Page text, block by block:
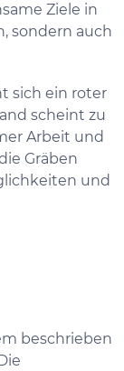
Ziele in
sondern auch
sich ein roter
scheint zu
Arbeit und
Gräben
und
beschrieben